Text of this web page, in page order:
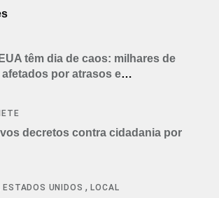
têm dia de caos: milhares de
por atrasos e
decretos contra cidadania por
ESTADOS UNIDOS ,LOCAL